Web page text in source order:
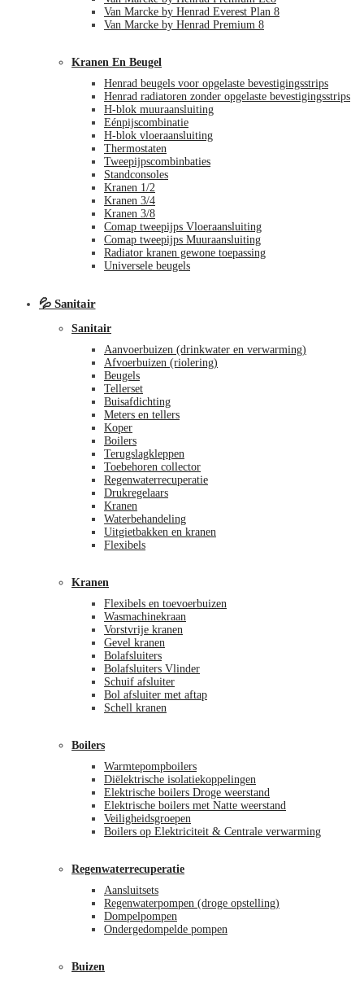
Van Marcke by Henrad Everest Plan 8
Van Marcke by Henrad Premium 8
Kranen En Beugel
Henrad beugels voor opgelaste bevestigingsstrips
Henrad radiatoren zonder opgelaste bevestigingsstrips
H-blok muuraansluiting
Eénpijscombinatie
H-blok vloeraansluiting
Thermostaten
Tweepijpscombinbaties
Standconsoles
Kranen 1/2
Kranen 3/4
Kranen 3/8
Comap tweepijps Vloeraansluiting
Comap tweepijps Muuraansluiting
Radiator kranen gewone toepassing
Universele beugels
💦 Sanitair
Sanitair
Aanvoerbuizen (drinkwater en verwarming)
Afvoerbuizen (riolering)
Beugels
Tellerset
Buisafdichting
Meters en tellers
Koper
Boilers
Terugslagkleppen
Toebehoren collector
Regenwaterrecuperatie
Drukregelaars
Kranen
Waterbehandeling
Uitgietbakken en kranen
Flexibels
Kranen
Flexibels en toevoerbuizen
Wasmachinekraan
Vorstvrije kranen
Gevel kranen
Bolafsluiters
Bolafsluiters Vlinder
Schuif afsluiter
Bol afsluiter met aftap
Schell kranen
Boilers
Warmtepompboilers
Diëlektrische isolatiekoppelingen
Elektrische boilers Droge weerstand
Elektrische boilers met Natte weerstand
Veiligheidsgroepen
Boilers op Elektriciteit & Centrale verwarming
Regenwaterrecuperatie
Aansluitsets
Regenwaterpompen (droge opstelling)
Dompelpompen
Ondergedompelde pompen
Buizen